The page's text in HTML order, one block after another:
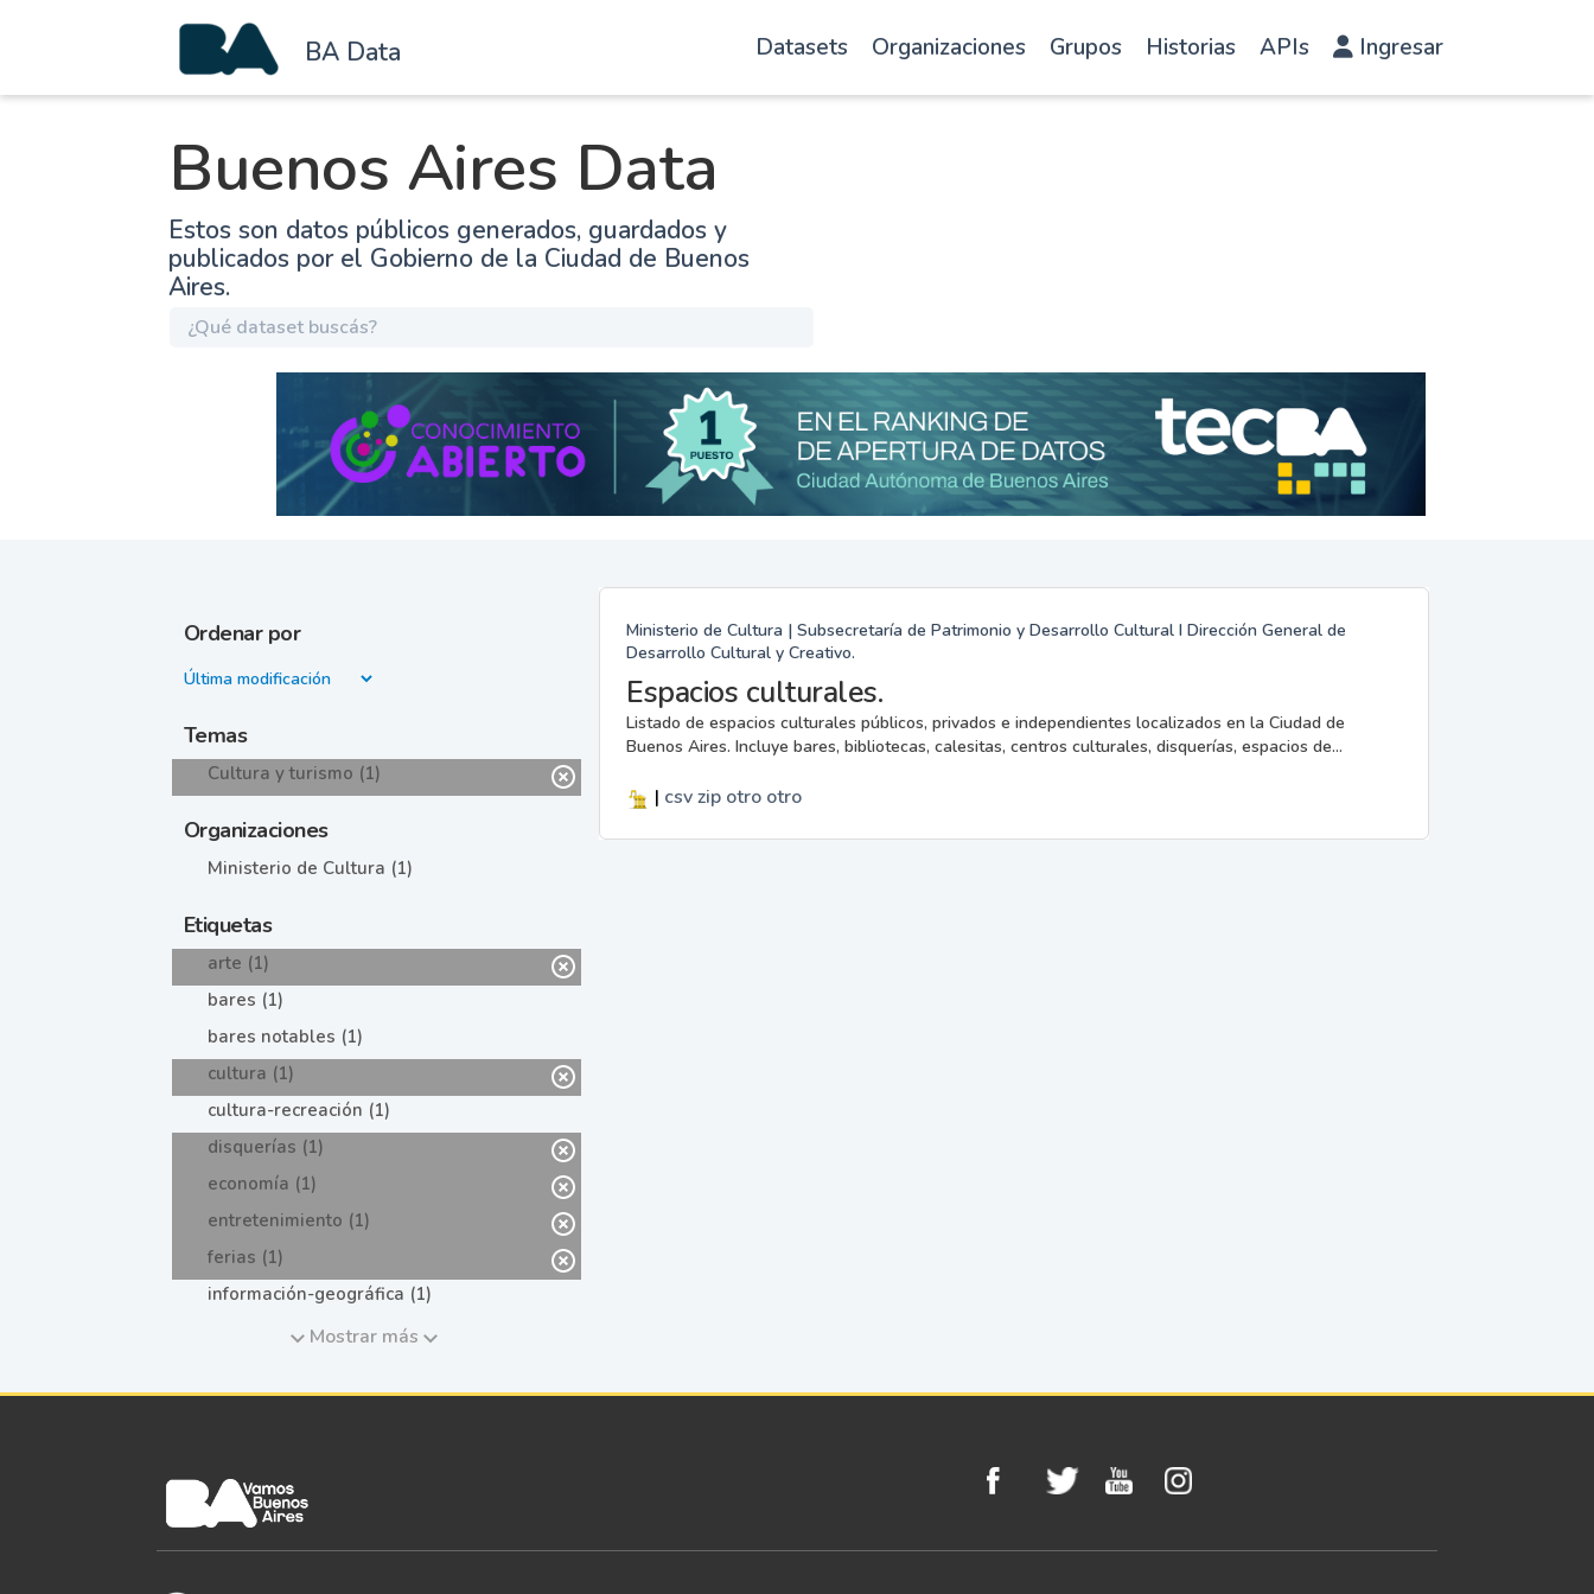
BA Data Datasets Organizaciones Grupos Historias APIs Ingresar
Buenos Aires Data
Estos son datos públicos generados, guardados y
publicados por el Gobierno de la Ciudad de Buenos
Aires.
Ordenar por
Temas
Cultura y turismo (1)
Organizaciones
Ministerio de Cultura (1)
Etiquetas
arte (1)
bares (1)
bares notables (1)
cultura (1)
cultura-recreación (1)
disquerías (1)
economía (1)
entretenimiento (1)
ferias (1)
información-geográfica (1)
Mostrar más
Ministerio de Cultura | Subsecretaría de Patrimonio y Desarrollo Cultural I Dirección General de
Desarrollo Cultural y Creativo.
Espacios culturales.
Listado de espacios culturales públicos, privados e independientes localizados en la Ciudad de
Buenos Aires. Incluye bares, bibliotecas, calesitas, centros culturales, disquerías, espacios de...
| csvzip otro otro